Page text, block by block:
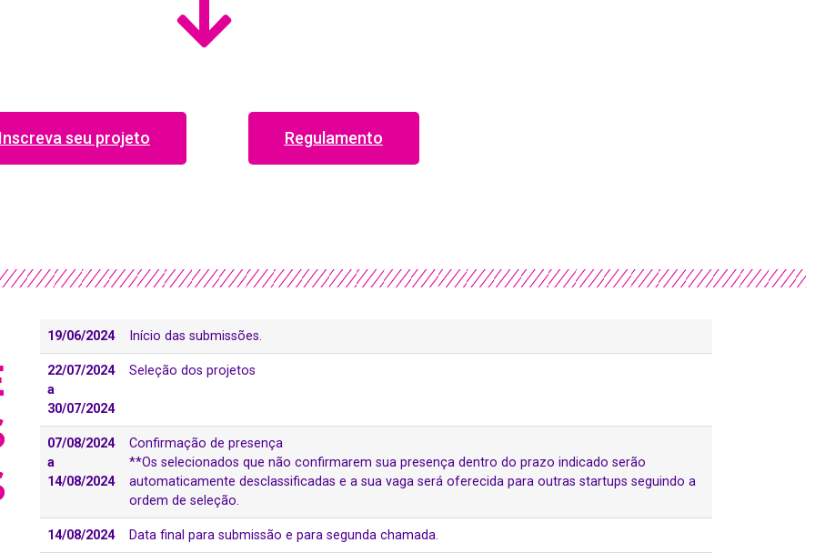
Inscreva seu projeto Regulamento
19/06/2024 Início das submissões.
22/07/2024
a
30/07/2024
Seleção dos projetos
07/08/2024
a
14/08/2024
Confirmação de presença
**Os selecionados que não confirmarem sua presença dentro do prazo indicado serão
automaticamente desclassificadas e a sua vaga será oferecida para outras startups seguindo a
ordem de seleção.
14/08/2024 Data final para submissão e para segunda chamada.